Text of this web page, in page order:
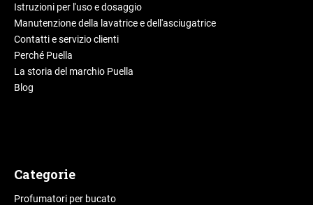
Istruzioni per l'uso e dosaggio
Manutenzione della lavatrice e dell'asciugatrice
Contatti e servizio clienti
Perché Puella
La storia del marchio Puella
Blog
Categorie
Profumatori per bucato